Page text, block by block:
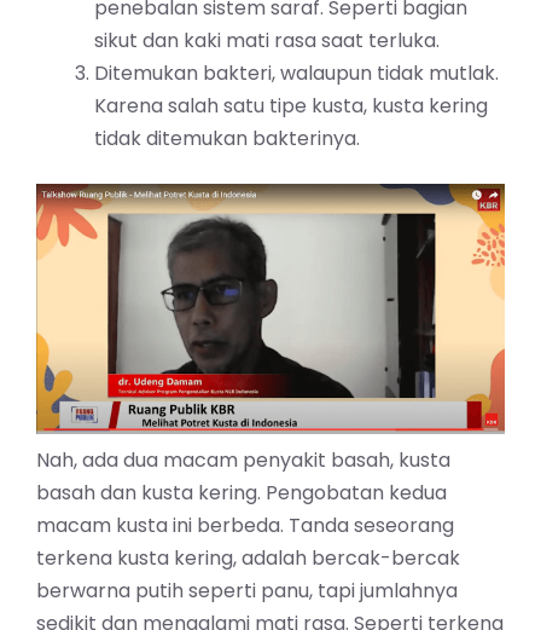
penebalan sistem saraf. Seperti bagian
sikut dan kaki mati rasa saat terluka.
Ditemukan bakteri, walaupun tidak mutlak.
Karena salah satu tipe kusta, kusta kering
tidak ditemukan bakterinya.
Nah, ada dua macam penyakit basah, kusta
basah dan kusta kering. Pengobatan kedua
macam kusta ini berbeda. Tanda seseorang
terkena kusta kering, adalah bercak-bercak
berwarna putih seperti panu, tapi jumlahnya
sedikit dan mengalami mati rasa. Seperti terkena